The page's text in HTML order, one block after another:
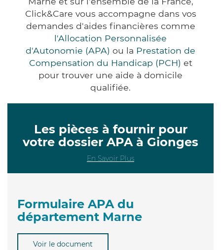
Click&Care vous accompagne dans vos
demandes d'aides financières comme
l'Allocation Personnalisée
d'Autonomie (APA) ou la Prestation de
Compensation du Handicap (PCH) et
pour trouver une aide à domicile
qualifiée.
Les pièces à fournir pour
votre dossier APA à Gionges
En Savoir Plus
Formulaire APA du
département Marne
Voir le document